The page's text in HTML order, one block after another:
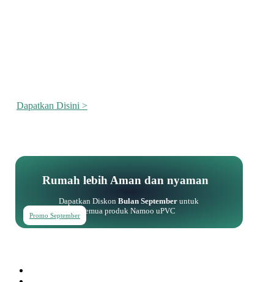
Dapatkan Disini >
Rumah lebih Aman dan nyaman
Dapatkan DiskonBulan September untuk
semua produk Namoo uPVC
Promo September